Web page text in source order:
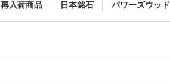
再入荷商品 日本銘石 パワーズウッド